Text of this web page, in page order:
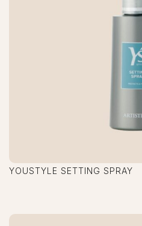
YOUSTYLE SETTING SPRAY